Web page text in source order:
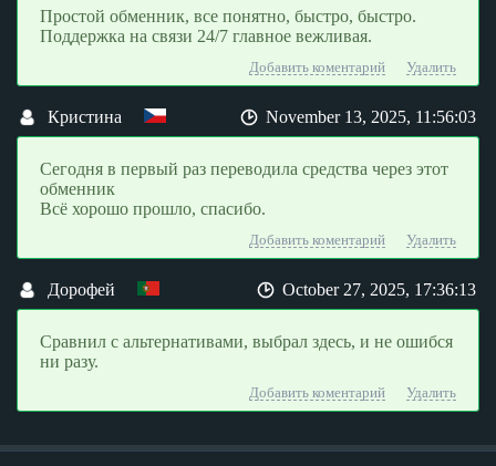
Простой обменник, все понятно, быстро, быстро.
Поддержка на связи 24/7 главное вежливая.
Добавить коментарий Удалить
Кристина November 13, 2025, 11:56:03
Сегодня в первый раз переводила средства через этот
обменник
Всё хорошо прошло, спасибо.
Добавить коментарий Удалить
Дорофей October 27, 2025, 17:36:13
Сравнил с альтернативами, выбрал здесь, и не ошибся
ни разу.
Добавить коментарий Удалить